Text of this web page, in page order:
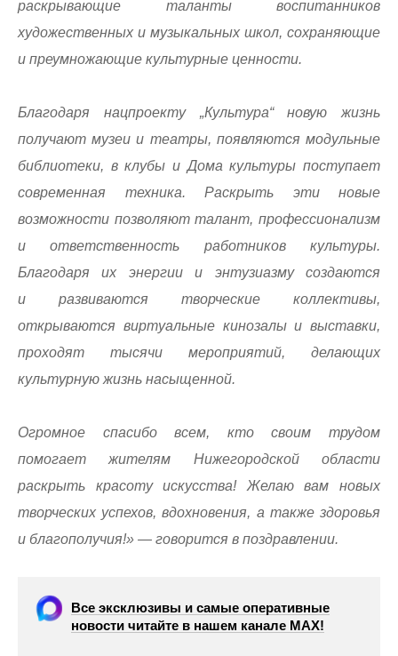
раскрывающие таланты воспитанников
художественных и музыкальных школ, сохраняющие
и преумножающие культурные ценности.
Благодаря нацпроекту „Культура“ новую жизнь
получают музеи и театры, появляются модульные
библиотеки, в клубы и Дома культуры поступает
современная техника. Раскрыть эти новые
возможности позволяют талант, профессионализм
и ответственность работников культуры.
Благодаря их энергии и энтузиазму создаются
и развиваются творческие коллективы,
открываются виртуальные кинозалы и выставки,
проходят тысячи мероприятий, делающих
культурную жизнь насыщенной.
Огромное спасибо всем, кто своим трудом
помогает жителям Нижегородской области
раскрыть красоту искусства! Желаю вам новых
творческих успехов, вдохновения, а также здоровья
и благополучия!» — говорится в поздравлении.
Все эксклюзивы и самые оперативные
новости читайте в нашем канале МАХ!